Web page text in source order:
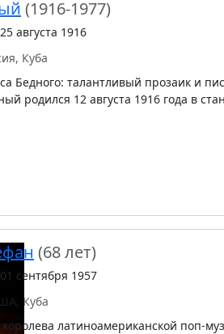
(1916-1977)
августа 1916
Куба
Бедного: талантливый прозаик и
родился 12 августа 1916 года в
(68 лет)
сентября 1957
Куба
латиноамериканской поп-